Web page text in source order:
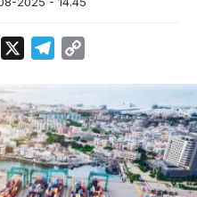
WhatsApp Telegram